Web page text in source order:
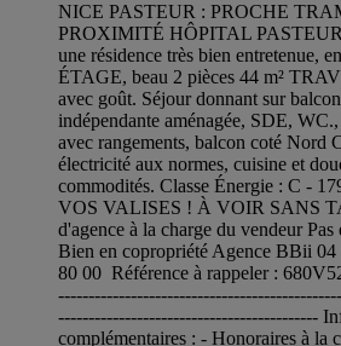
NICE PASTEUR : PROCHE
PROXIMITÉ HÔPITAL
une résidence très bien entretenue,
ÉTAGE, beau 2 pièces 44 m²
avec goût. Séjour donnant sur
indépendante aménagée, SDE,
avec rangements, balcon coté Nord
électricité aux normes, cuisine et
commodités. Classe Énergie : C -
VOS VALISES ! À VOIR SANS
d'agence à la charge du vendeur
Bien en copropriété Agence BBii
80 00 Référence à rappeler :
-------------------------------------------
complémentaires : - Honoraires à la